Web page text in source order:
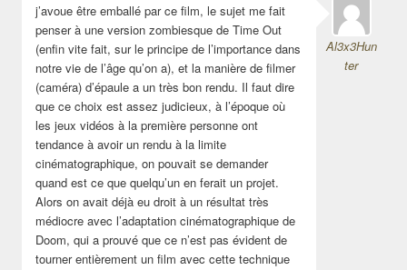
Al3x3Hun
ter
j’avoue être emballé par ce film, le sujet me fait
penser à une version zombiesque de Time Out
(enfin vite fait, sur le principe de l’importance dans
notre vie de l’âge qu’on a), et la manière de filmer
(caméra) d’épaule a un très bon rendu. Il faut dire
que ce choix est assez judicieux, à l’époque où
les jeux vidéos à la première personne ont
tendance à avoir un rendu à la limite
cinématographique, on pouvait se demander
quand est ce que quelqu’un en ferait un projet.
Alors on avait déjà eu droit à un résultat très
médiocre avec l’adaptation cinématographique de
Doom, qui a prouvé que ce n’est pas évident de
tourner entièrement un film avec cette technique